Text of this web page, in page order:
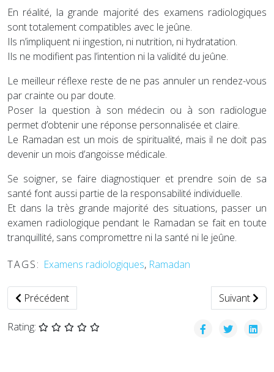
En réalité, la grande majorité des examens radiologiques
sont totalement compatibles avec le jeûne.
Ils n’impliquent ni ingestion, ni nutrition, ni hydratation.
Ils ne modifient pas l’intention ni la validité du jeûne.
Le meilleur réflexe reste de ne pas annuler un rendez-vous
par crainte ou par doute.
Poser la question à son médecin ou à son radiologue
permet d’obtenir une réponse personnalisée et claire.
Le Ramadan est un mois de spiritualité, mais il ne doit pas
devenir un mois d’angoisse médicale.
Se soigner, se faire diagnostiquer et prendre soin de sa
santé font aussi partie de la responsabilité individuelle.
Et dans la très grande majorité des situations, passer un
examen radiologique pendant le Ramadan se fait en toute
tranquillité, sans compromettre ni la santé ni le jeûne.
TAGS: Examens radiologiques, Ramadan
Article précédent : L’imagerie médicale entre le juridique
Précédent Article
Suivant
Rating: